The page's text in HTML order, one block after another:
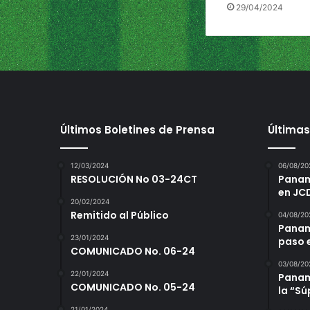
29/04/2024
Últimos Boletines de Prensa
12/03/2024
RESOLUCIÓN No 03-24CT
20/02/2024
Remitido al Público
23/01/2024
COMUNICADO No. 06-24
22/01/2024
COMUNICADO No. 05-24
06/08/
en
04/08/
paso
03/08/
la